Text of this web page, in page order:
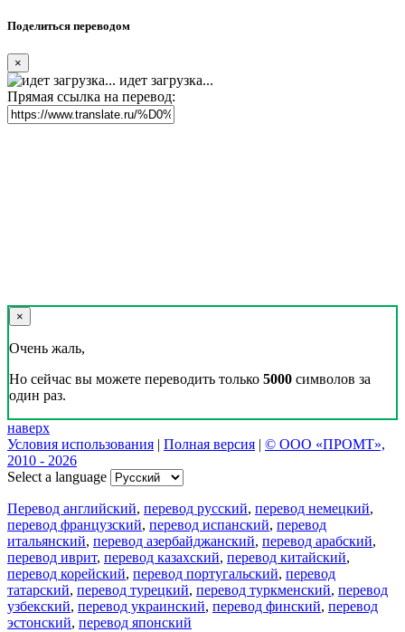
Поделиться переводом
×
идет загрузка...
Прямая ссылка на перевод:
×
Очень жаль,
Но сейчас вы можете переводить только 5000 символов за
один раз.
наверх
Условия использования | Полная версия | © ООО «ПРОМТ»,
2010 - 2026
Select a language
Перевод английский, перевод русский, перевод немецкий,
перевод французский, перевод испанский, перевод
итальянский, перевод азербайджанский, перевод арабский,
перевод иврит, перевод казахский, перевод китайский,
перевод корейский, перевод португальский, перевод
татарский, перевод турецкий, перевод туркменский, перевод
узбекский, перевод украинский, перевод финский, перевод
эстонский, перевод японский